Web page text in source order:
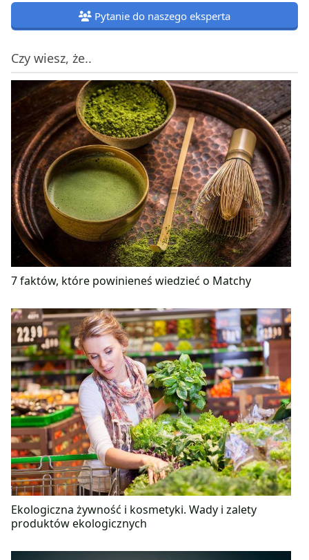
Pytanie do naszego eksperta
Czy wiesz, że..
7 faktów, które powinieneś wiedzieć o Matchy
Ekologiczna żywność i kosmetyki. Wady i zalety
produktów ekologicznych